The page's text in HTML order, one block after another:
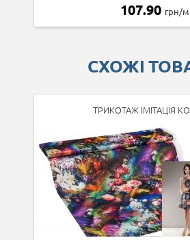
107.90 грн/м
СХОЖІ
ТРИКОТАЖ ІМІТАЦІЯ